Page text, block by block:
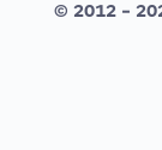
CONCURSOS
© 2012 -